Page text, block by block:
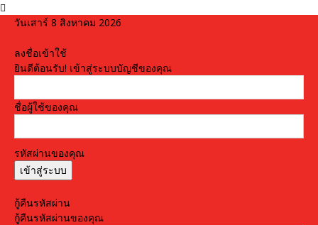
วันเสาร์ 8 สิงหาคม 2026
ลงชื่อเข้าใช้
ยินดีต้อนรับ! เข้าสู่ระบบบัญชีของคุณ
ชื่อผู้ใช้ของคุณ
รหัสผ่านของคุณ
กู้คืนรหัสผ่าน
กู้คืนรหัสผ่านของคุณ